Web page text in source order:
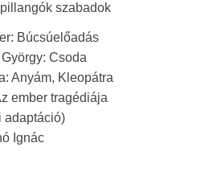
szabadok
Búcsúelőadás
Csoda
Anyám, Kleopátra
ember tragédiája
adaptáció)
Ignác